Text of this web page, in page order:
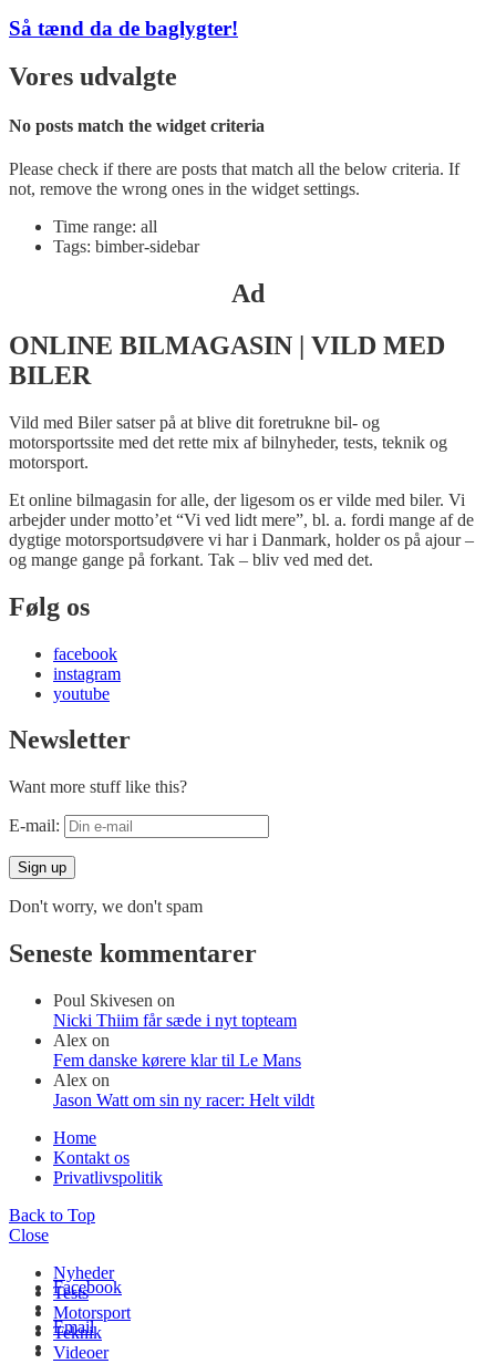
Så tænd da de baglygter!
Vores udvalgte
No posts match the widget criteria
Please check if there are posts that match all the below criteria. If
not, remove the wrong ones in the widget settings.
Time range: all
Tags: bimber-sidebar
Ad
ONLINE BILMAGASIN | VILD MED
BILER
Vild med Biler satser på at blive dit foretrukne bil- og
motorsportssite med det rette mix af bilnyheder, tests, teknik og
motorsport.
Et online bilmagasin for alle, der ligesom os er vilde med biler. Vi
arbejder under motto’et “Vi ved lidt mere”, bl. a. fordi mange af de
dygtige motorsportsudøvere vi har i Danmark, holder os på ajour –
og mange gange på forkant. Tak – bliv ved med det.
Følg os
facebook
instagram
youtube
Newsletter
Want more stuff like this?
E-mail:
Don't worry, we don't spam
Seneste kommentarer
Poul Skivesen on
Nicki Thiim får sæde i nyt topteam
Alex on
Fem danske kørere klar til Le Mans
Alex on
Jason Watt om sin ny racer: Helt vildt
Home
Kontakt os
Privatlivspolitik
Back to Top
Close
Nyheder
Tests
Motorsport
Teknik
Videoer
Facebook
Email